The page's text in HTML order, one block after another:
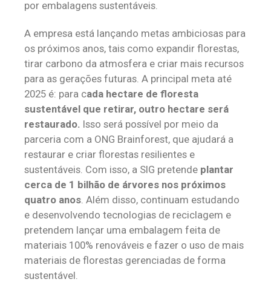
por embalagens sustentáveis.
A empresa está lançando metas ambiciosas para
os próximos anos, tais como expandir florestas,
tirar carbono da atmosfera e criar mais recursos
para as gerações futuras. A principal meta até
2025 é: para cada hectare de floresta
sustentável que retirar, outro hectare será
restaurado. Isso será possível por meio da
parceria com a ONG Brainforest, que ajudará a
restaurar e criar florestas resilientes e
sustentáveis. Com isso, a SIG pretende plantar
cerca de 1 bilhão de árvores nos próximos
quatro anos. Além disso, continuam estudando
e desenvolvendo tecnologias de reciclagem e
pretendem lançar uma embalagem feita de
materiais 100% renováveis e fazer o uso de mais
materiais de florestas gerenciadas de forma
sustentável.